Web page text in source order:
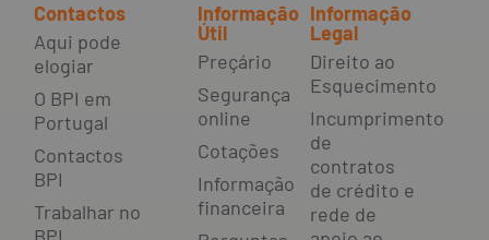
Contactos
Aqui pode
elogiar
O BPI em
Portugal
Contactos
BPI
Trabalhar no
Informação
Útil
Preçário
Segurança
online
Cotações
Informação
financeira
Informação
Legal
Direito ao
Esquecimento
Incumprimento
de
contratos
de crédito e
rede de